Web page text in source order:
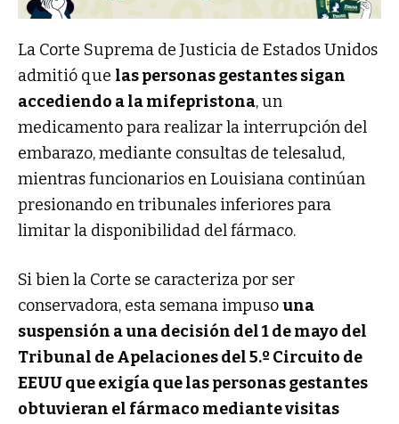
La Corte Suprema de Justicia de Estados Unidos
admitió que las personas gestantes sigan
accediendo a la mifepristona, un
medicamento para realizar la interrupción del
embarazo, mediante consultas de telesalud,
mientras funcionarios en Louisiana continúan
presionando en tribunales inferiores para
limitar la disponibilidad del fármaco.
Si bien la Corte se caracteriza por ser
conservadora, esta semana impusouna
suspensión a una decisión del 1 de mayo del
Tribunal de Apelaciones del 5.º Circuito de
EEUU que exigía que las personas gestantes
obtuvieran el fármaco mediante visitas